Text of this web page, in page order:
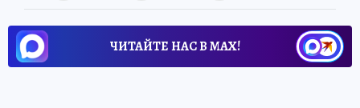
ЧИТАЙТЕ НАС В МАХ!